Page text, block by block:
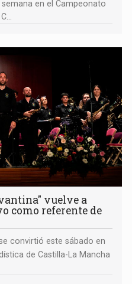
en el Campeonato
a situar a Mota del Cuervo
vuelve a
como referente de
convirtió este sábado en
de Castilla-La Mancha